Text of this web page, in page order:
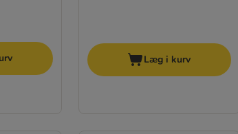
Læg i kurv